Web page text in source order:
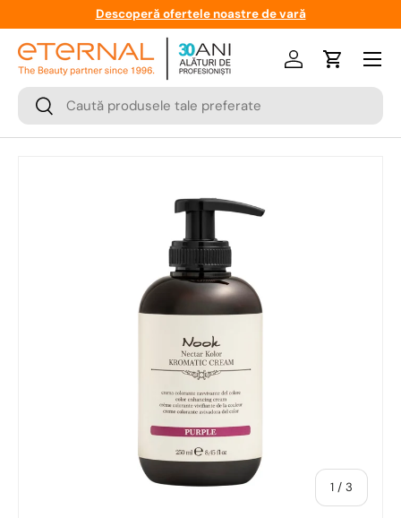
Descoperă ofertele noastre de vară
Cauta
Cauta
LogareCos
Meniu
1 / 3